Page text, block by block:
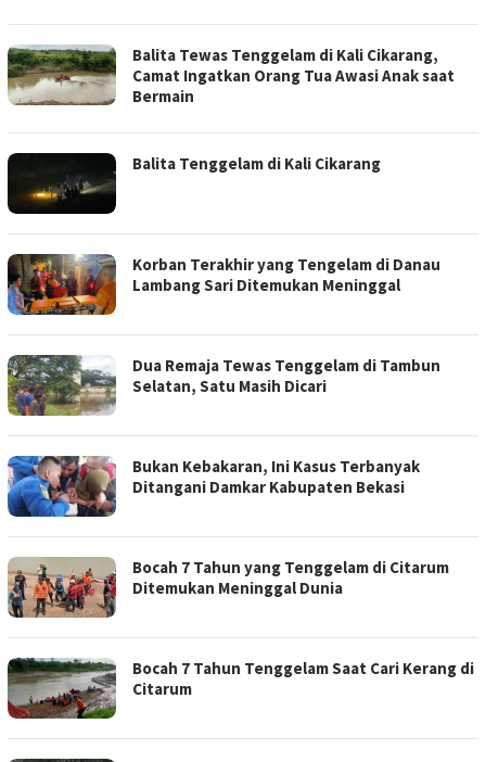
Balita Tewas Tenggelam di Kali Cikarang,
Camat Ingatkan Orang Tua Awasi Anak saat
Bermain
Balita Tenggelam di Kali Cikarang
Korban Terakhir yang Tengelam di Danau
Lambang Sari Ditemukan Meninggal
Dua Remaja Tewas Tenggelam di Tambun
Selatan, Satu Masih Dicari
Bukan Kebakaran, Ini Kasus Terbanyak
Ditangani Damkar Kabupaten Bekasi
Bocah 7 Tahun yang Tenggelam di Citarum
Ditemukan Meninggal Dunia
Bocah 7 Tahun Tenggelam Saat Cari Kerang di
Citarum